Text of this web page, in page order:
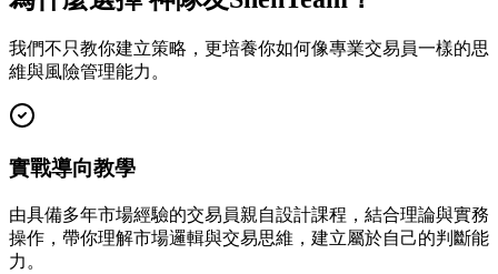
我們不只教你建立策略，更培養你如何像專業交易員一樣的思
維與風險管理能力。
實戰導向教學
由具備多年市場經驗的交易員親自設計課程，結合理論與實務
操作，帶你理解市場邏輯與交易思維，建立屬於自己的判斷能
力。